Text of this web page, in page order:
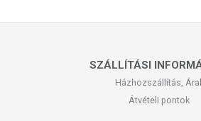
SZÁLLÍTÁSI
Házhozszállítás,
Átvételi pontok